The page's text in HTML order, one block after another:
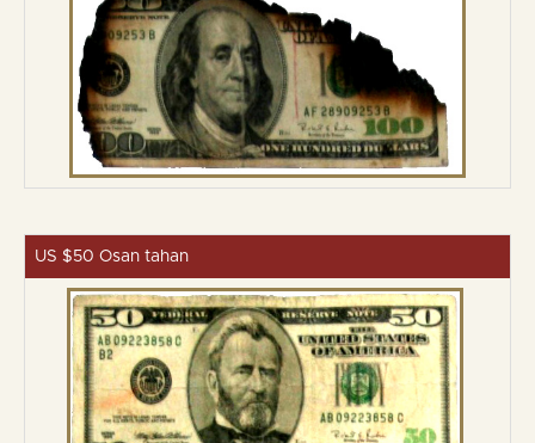
US $50 Osan tahan